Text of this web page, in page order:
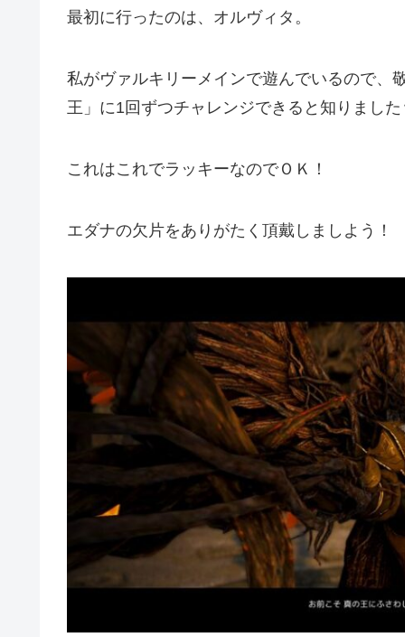
最初に行ったのは、オルヴィタ。
私がヴァルキリーメインで遊んでいるので、
王」に1回ずつチャレンジできると知りました
これはこれでラッキーなのでＯＫ！
エダナの欠片をありがたく頂戴しましよう！